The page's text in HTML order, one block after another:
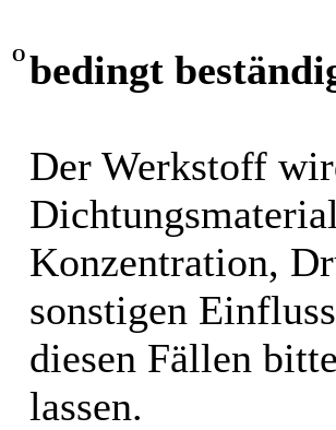
O bedingt
Der Werkstoff
Konzentration,
sonstigen
diesen Fällen
lassen.